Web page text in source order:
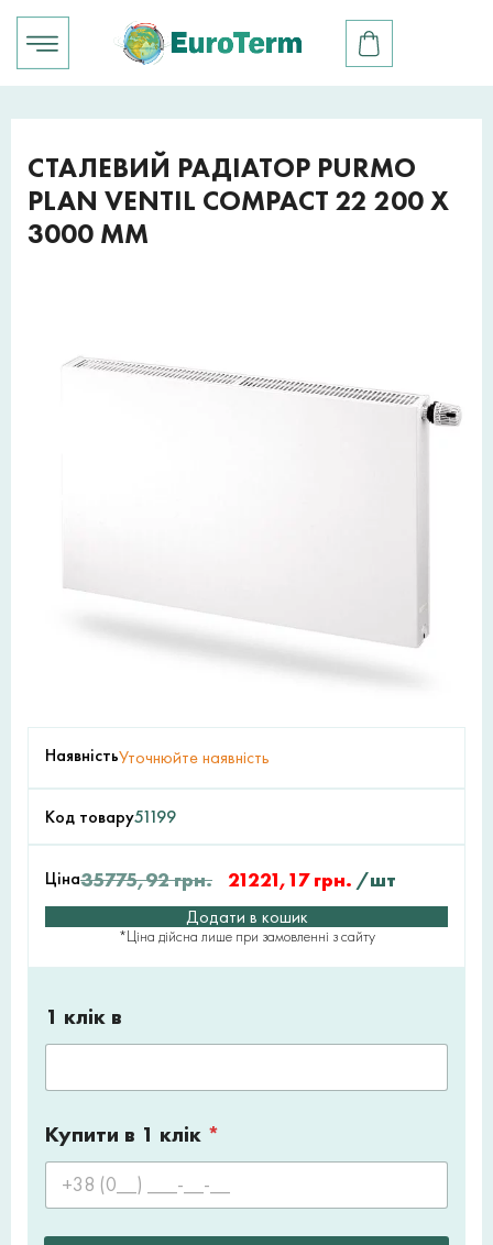
СТАЛЕВИЙ РАДІАТОР PURMO
PLAN VENTIL COMPACT 22 200 X
3000 ММ
НаявністьУточнюйте наявність
Код товару51199
Ціна35775,92грн. 21221,17грн. /шт
Додати в кошик
*Ціна дійсна лише при замовленні з сайту
1 клік в
Купити в 1 клік *